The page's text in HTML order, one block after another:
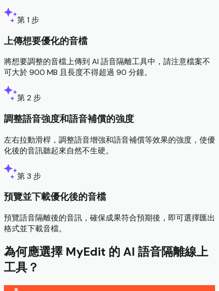
第 1 步
上傳想要優化的音檔
將想要調整的音檔上傳到 AI 語音隔離工具中，請注意檔案不
可大於 900 MB 且長度不得超過 90 分鐘。
第 2 步
調整語音強度和語音補償的強度
左右拉動滑桿，調整語音增強和語音補償等效果的強度，使優
化後的音訊聽起來自然不生硬。
第 3 步
預覽並下載優化後的音檔
預覽語音隔離後的音訊，確保成果符合預期後，即可選擇匯出
格式並下載音檔。
為何應選擇 MyEdit 的 AI 語音隔離線上
工具？